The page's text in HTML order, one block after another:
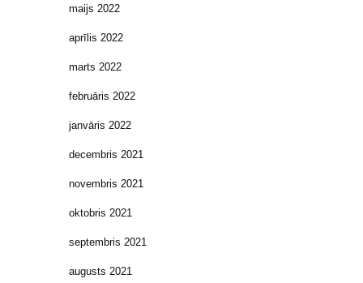
maijs 2022
aprīlis 2022
marts 2022
februāris 2022
janvāris 2022
decembris 2021
novembris 2021
oktobris 2021
septembris 2021
augusts 2021